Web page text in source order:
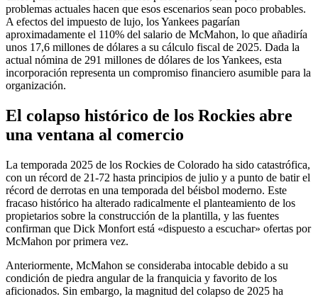
problemas actuales hacen que esos escenarios sean poco probables.
A efectos del impuesto de lujo, los Yankees pagarían
aproximadamente el 110% del salario de McMahon, lo que añadiría
unos 17,6 millones de dólares a su cálculo fiscal de 2025. Dada la
actual nómina de 291 millones de dólares de los Yankees, esta
incorporación representa un compromiso financiero asumible para la
organización.
El colapso histórico de los Rockies abre
una ventana al comercio
La temporada 2025 de los Rockies de Colorado ha sido catastrófica,
con un récord de 21-72 hasta principios de julio y a punto de batir el
récord de derrotas en una temporada del béisbol moderno. Este
fracaso histórico ha alterado radicalmente el planteamiento de los
propietarios sobre la construcción de la plantilla, y las fuentes
confirman que Dick Monfort está «dispuesto a escuchar» ofertas por
McMahon por primera vez.
Anteriormente, McMahon se consideraba intocable debido a su
condición de piedra angular de la franquicia y favorito de los
aficionados. Sin embargo, la magnitud del colapso de 2025 ha